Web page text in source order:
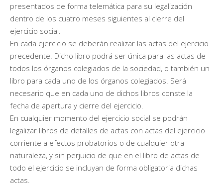
presentados de forma telemática para su legalización
dentro de los cuatro meses siguientes al cierre del
ejercicio social.
En cada ejercicio se deberán realizar las actas del ejercicio
precedente. Dicho libro podrá ser única para las actas de
todos los órganos colegiados de la sociedad, o también un
libro para cada uno de los órganos colegiados. Será
necesario que en cada uno de dichos libros conste la
fecha de apertura y cierre del ejercicio.
En cualquier momento del ejercicio social se podrán
legalizar libros de detalles de actas con actas del ejercicio
corriente a efectos probatorios o de cualquier otra
naturaleza, y sin perjuicio de que en el libro de actas de
todo el ejercicio se incluyan de forma obligatoria dichas
actas.